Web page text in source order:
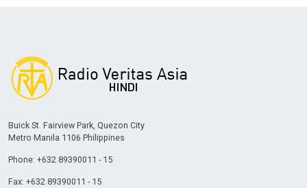
Buick St. Fairview Park, Quezon City
Metro Manila 1106 Philippines
Phone: +632 89390011 - 15
Fax: +632 89390011 - 15